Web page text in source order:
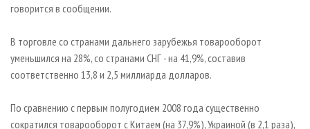
говорится в сообщении.
В торговле со странами дальнего зарубежья товарооборот
уменьшился на 28%, со странами СНГ - на 41,9%, составив
соответственно 13,8 и 2,5 миллиарда долларов.
По сравнению с первым полугодием 2008 года существенно
сократился товарооборот с Китаем (на 37,9%), Украиной (в 2,1 раза),